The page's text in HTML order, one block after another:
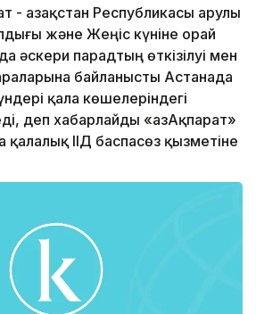
- Қазақстан Республикасы Қарулы
және Жеңіс күніне орай
әскери парадтың өткізілуі мен
байланысты Астанада
қала көшелеріндегі
деп хабарлайды «ҚазАқпарат»
қалалық ІІД баспасөз қызметіне